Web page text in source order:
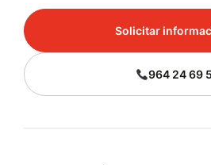
Solicitar
964 24 69